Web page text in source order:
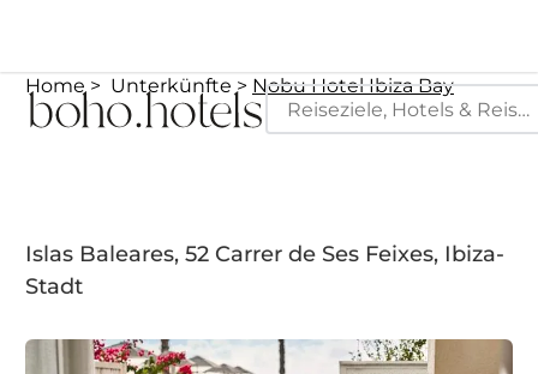
Home Unterkünfte Nobu Hotel Ibiza Bay
Islas Baleares, 52 Carrer de Ses Feixes, Ibiza-
Stadt